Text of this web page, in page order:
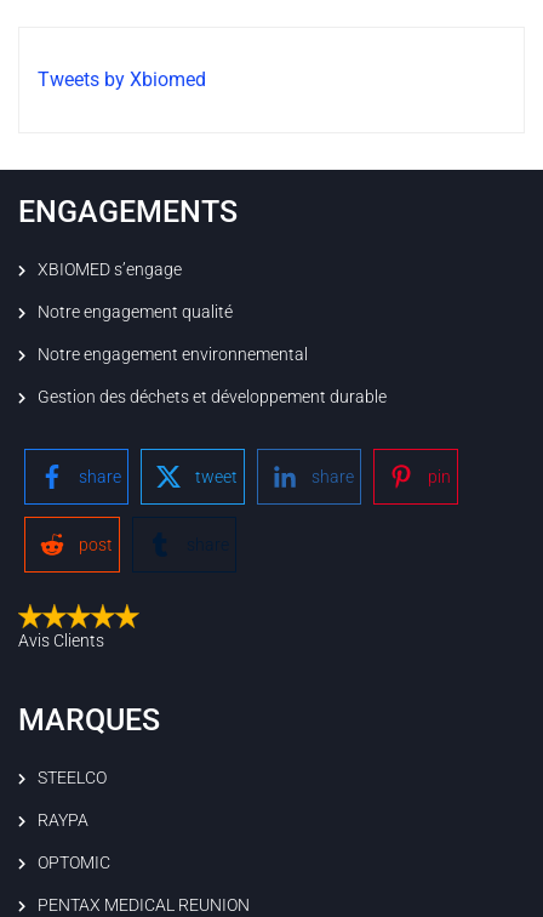
Tweets by Xbiomed
ENGAGEMENTS
XBIOMED s’engage
Notre engagement qualité
Notre engagement environnemental
Gestion des déchets et développement durable
share tweet share pin
post share
Avis Clients
MARQUES
STEELCO
RAYPA
OPTOMIC
PENTAX MEDICAL REUNION